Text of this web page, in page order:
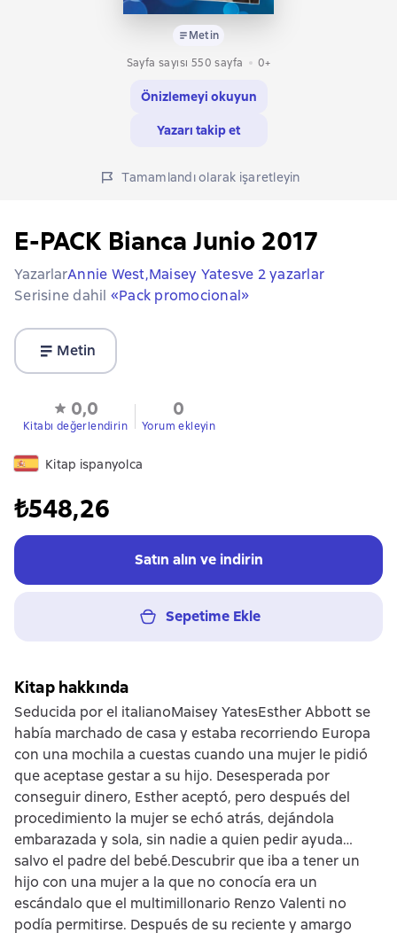
Metin
Sayfa sayısı 550 sayfa
0+
Önizlemeyi okuyun
Yazarı takip et
Tamamlandı olarak işaretleyin
E-PACK Bianca Junio 2017
YazarlarAnnie West,Maisey Yatesve 2 yazarlar
Serisine dahil «Pack promocional»
Metin
0,0
Kitabı değerlendirin
0
Yorum ekleyin
Kitap ispanyolca
₺548,26
Satın alın ve indirin
Sepetime Ekle
Kitap hakkında
Seducida por el italianoMaisey YatesEsther Abbott se
había marchado de casa y estaba recorriendo Europa
con una mochila a cuestas cuando una mujer le pidió
que aceptase gestar a su hijo. Desesperada por
conseguir dinero, Esther aceptó, pero después del
procedimiento la mujer se echó atrás, dejándola
embarazada y sola, sin nadie a quien pedir ayuda…
salvo el padre del bebé.Descubrir que iba a tener un
hijo con una mujer a la que no conocía era un
escándalo que el multimillonario Renzo Valenti no
podía permitirse. Después de su reciente y amargo